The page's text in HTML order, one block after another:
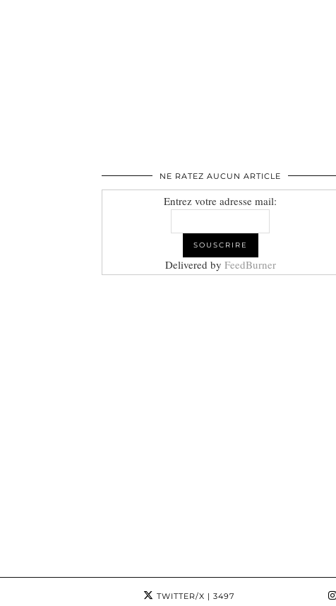
NE RATEZ AUCUN ARTICLE
Entrez votre adresse mail:
Delivered by FeedBurner
TWITTER/X | 3497